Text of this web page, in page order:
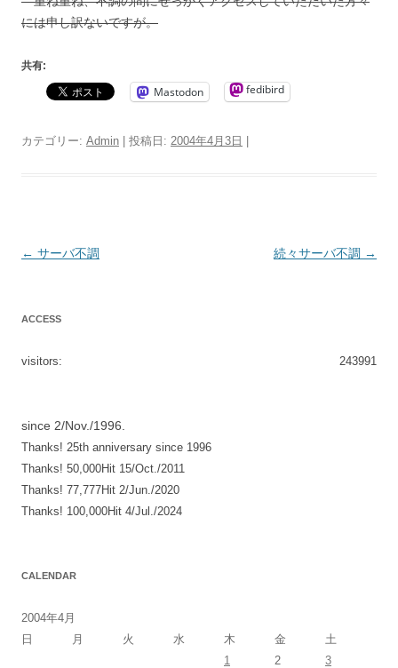
には申し訳ないですが。
共有:
Mastodon fedibird
カテゴリー: Admin | 投稿日: 2004年4月3日 |
投
ョ
ン
← サーバ不調 続々サーバ不調 →
ACCESS
243991
visitors:
since 2/Nov./1996.
Thanks! 25th anniversary since 1996
Thanks! 50,000Hit 15/Oct./2011
Thanks! 77,777Hit 2/Jun./2020
Thanks! 100,000Hit 4/Jul./2024
CALENDAR
2004年4月
日
月 火 水 木 金
土
1
2
3